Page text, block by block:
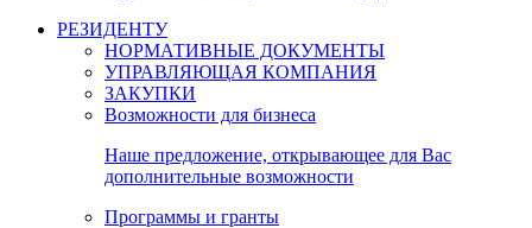
РЕЗИДЕНТУ
НОРМАТИВНЫЕ ДОКУМЕНТЫ
УПРАВЛЯЮЩАЯ КОМПАНИЯ
ЗАКУПКИ
Возможности для бизнеса
Наше предложение, открывающее для Вас
дополнительные возможности
Программы и гранты